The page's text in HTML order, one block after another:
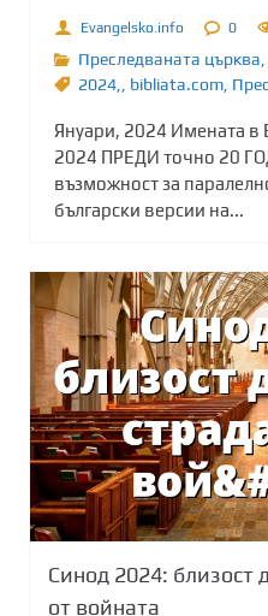
Evangelsko.info 0
Преследваната църква
2024,
bibliata.com
Януари, 2024 Имената
2024 ПРЕДИ точно 20
възможност за
български версии на...
Синод 2024: близост
от войната